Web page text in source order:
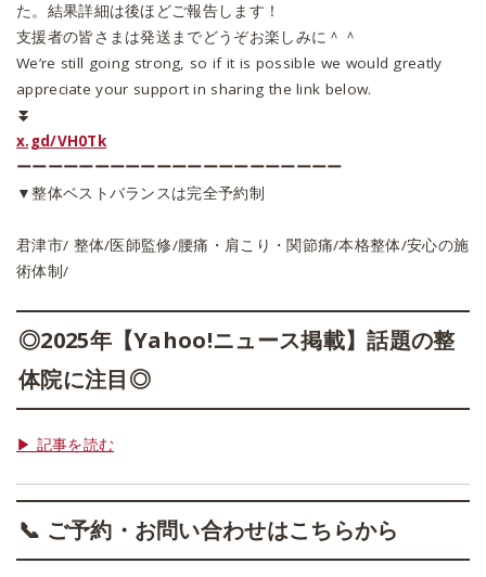
た。結果詳細は後ほどご報告します！
支援者の皆さまは発送までどうぞお楽しみに＾＾
We’re still going strong, so if it is possible we would greatly
appreciate your support in sharing the link below.
⏬
x.gd/VH0Tk
ーーーーーーーーーーーーーーーーーーーーー
▼整体ベストバランスは完全予約制
君津市/ 整体/医師監修/腰痛・肩こり・関節痛/本格整体/安心の施
術体制/
◎2025年【Yahoo!ニュース掲載】話題の整
体院に注目◎
▶ 記事を読む
📞 ご予約・お問い合わせはこちらから